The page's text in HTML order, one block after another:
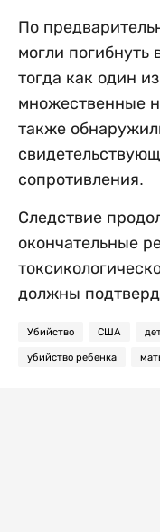
По
могли погибнуть
тогда как один
множественные
также
сопротивления.
Следствие
окончательные
должны
Убийство США
убийство ребенка